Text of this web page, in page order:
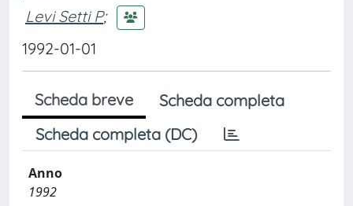
Levi Setti P;
1992-01-01
Scheda breve
Scheda completa
Scheda completa (DC)
Anno
1992